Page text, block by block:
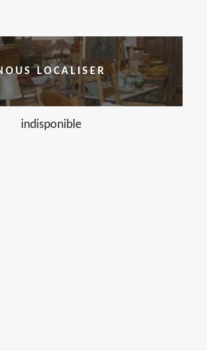
LOCALISER
indisponible